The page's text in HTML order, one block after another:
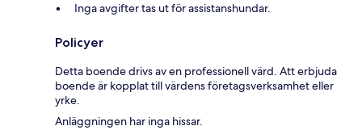
Inga avgifter tas ut för assistanshundar.
Policyer
Detta boende drivs av en professionell värd. Att erbjuda
boende är kopplat till värdens företagsverksamhet eller
yrke.
Anläggningen har inga hissar.